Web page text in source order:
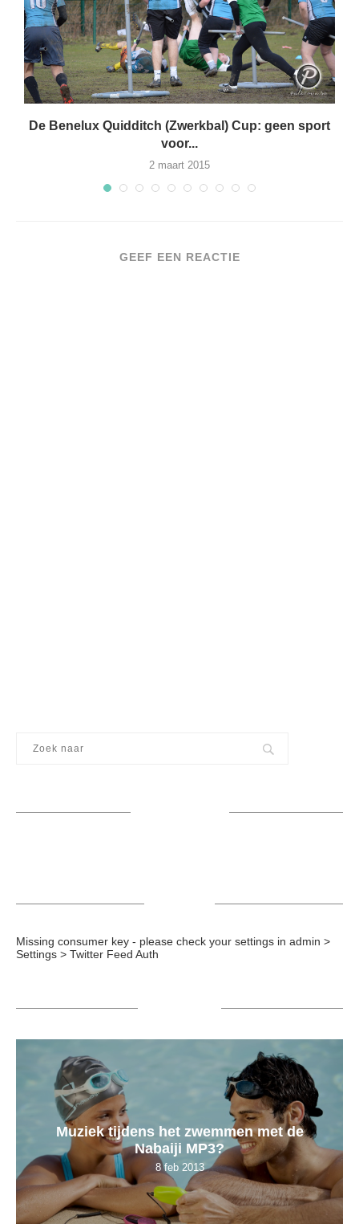
De Benelux Quidditch (Zwerkbal) Cup: geen sport
voor...
2 maart 2015
GEEF EEN REACTIE
Missing consumer key - please check your settings in admin >
Settings > Twitter Feed Auth
Muziek tijdens het zwemmen met de
Nabaiji MP3?
8 feb 2013